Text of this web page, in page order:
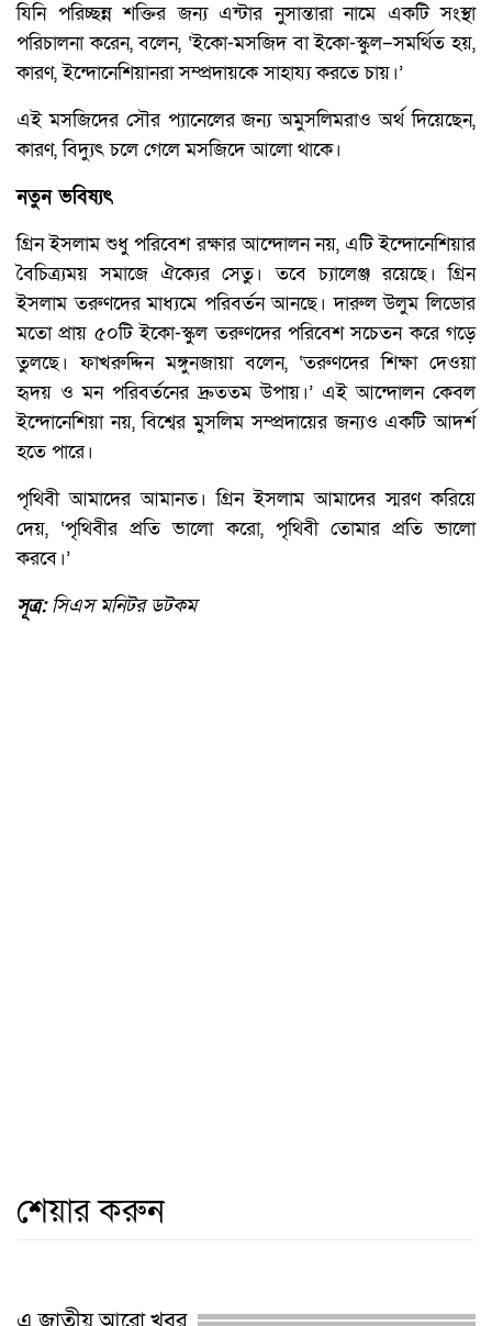
যিনি পরিচ্ছন্ন শক্তির জন্য এন্টার নুসান্তারা নামে একটি সংস্থা
পরিচালনা করেন, বলেন, ‘ইকো-মসজিদ বা ইকো-স্কুল–সমর্থিত হয়,
কারণ, ইন্দোনেশিয়ানরা সম্প্রদায়কে সাহায্য করতে চায়।’
এই মসজিদের সৌর প্যানেলের জন্য অমুসলিমরাও অর্থ দিয়েছেন,
কারণ, বিদ্যুৎ চলে গেলে মসজিদে আলো থাকে।
নতুন ভবিষ্যৎ
গ্রিন ইসলাম শুধু পরিবেশ রক্ষার আন্দোলন নয়, এটি ইন্দোনেশিয়ার
বৈচিত্র্যময় সমাজে ঐক্যের সেতু। তবে চ্যালেঞ্জ রয়েছে। গ্রিন
ইসলাম তরুণদের মাধ্যমে পরিবর্তন আনছে। দারুল উলুম লিডোর
মতো প্রায় ৫০টি ইকো-স্কুল তরুণদের পরিবেশ সচেতন করে গড়ে
তুলছে। ফাখরুদ্দিন মঙ্গুনজায়া বলেন, ‘তরুণদের শিক্ষা দেওয়া
হৃদয় ও মন পরিবর্তনের দ্রুততম উপায়।’ এই আন্দোলন কেবল
ইন্দোনেশিয়া নয়, বিশ্বের মুসলিম সম্প্রদায়ের জন্যও একটি আদর্শ
হতে পারে।
পৃথিবী আমাদের আমানত। গ্রিন ইসলাম আমাদের স্মরণ করিয়ে
দেয়, ‘পৃথিবীর প্রতি ভালো করো, পৃথিবী তোমার প্রতি ভালো
করবে।’
সূত্র:সিএস মনিটর ডটকম
শেয়ার করুন